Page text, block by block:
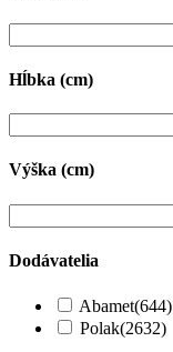
Hĺbka (cm)
Výška (cm)
Dodávatelia
Abamet(644)
Polak(2632)